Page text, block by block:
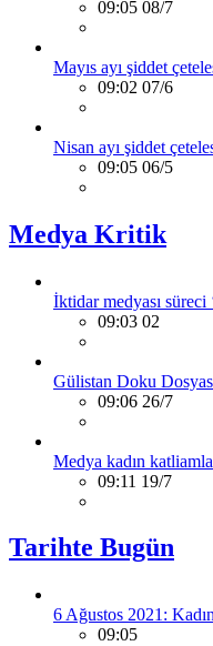
09:05 08/7
Mayıs ayı şiddet
09:02 07/6
Nisan ayı şiddet
09:05 06/5
Medya Kritik
İktidar medyası süreci
09:03 02
Gülistan Doku
09:06 26/7
Medya kadın
09:11 19/7
Tarihte Bugün
6 Ağustos 2021:
09:05